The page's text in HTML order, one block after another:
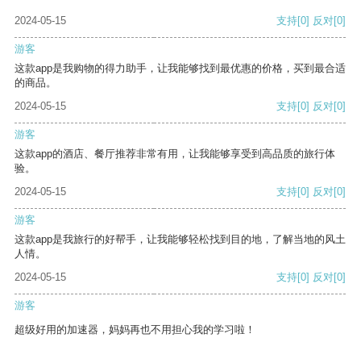
2024-05-15 支持[0] 反对[0]
游客
这款app是我购物的得力助手，让我能够找到最优惠的价格，买到最合适
的商品。
2024-05-15
支持[0] 反对[0]
游客
这款app的酒店、餐厅推荐非常有用，让我能够享受到高品质的旅行体
验。
2024-05-15
支持[0] 反对[0]
游客
这款app是我旅行的好帮手，让我能够轻松找到目的地，了解当地的风土
人情。
2024-05-15
支持[0] 反对[0]
游客
超级好用的加速器，妈妈再也不用担心我的学习啦！